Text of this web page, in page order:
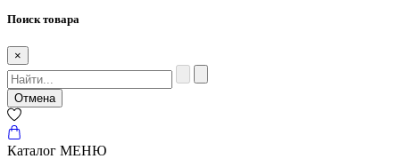
Поиск товара
×
Отмена
Каталог МЕНЮ